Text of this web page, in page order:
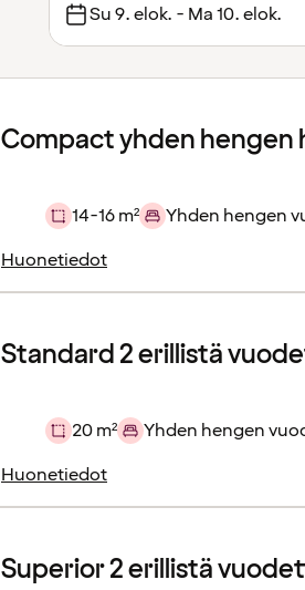
Su 9. elok. - Ma 10. elok.
Compact yhden hengen
14-16 m²
Yhden hengen
Huonetiedot
Standard 2 erillistä
20 m²
Yhden hengen
Huonetiedot
Superior 2 erillistä